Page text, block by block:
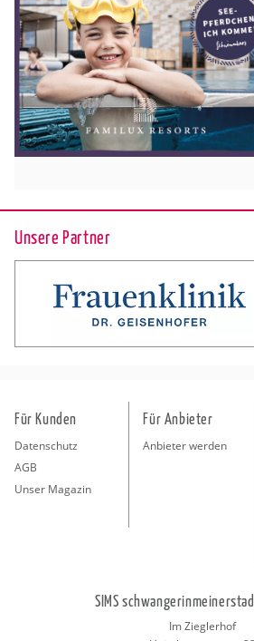
Unsere Partner
Für Kunden
Datenschutz
AGB
Unser Magazin
Für Anbieter
Anbieter werden
SIMS
Im Zieglerhof